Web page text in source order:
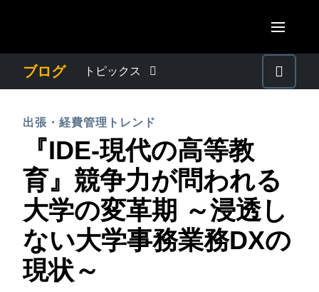
AMERICAS
Canada (English)
Canada (Français)
México (Español)
Brasil (Português)
United Kingdom (English)
France (Français)
Deutschland (Deutsch)
Italia (Italiano)
ASIA PACIFIC
Australia (English)
India (English)
日本（日本語)
ブログ トピックス
プレスリリース
電子帳簿保存法・インボイス制度
経理・総務の豆知識
出張・経費管理トレンド
出張・経費管理トレンド
『IDE-現代の高等教
育』競争力が問われる
大学の変革期 ～浸透し
ない大学事務業務DXの
現状～